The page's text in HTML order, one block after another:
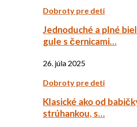
Dobroty pre deti
Jednoduché a plné
gule s černicami…
26. júla 2025
Dobroty pre deti
Klasické ako od
strúhankou, s…